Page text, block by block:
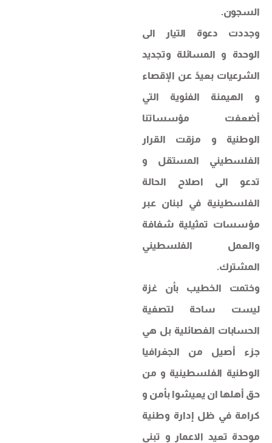
السجون.
وجددت دعوة التيار الى
الوحدة و المسائلة وتجديد
الشرعيات بعيدً عن الإقصاء
و الهيمنة الفئوية التي
أضعفت مؤسساتنا
الوطنية و مزقت القرار
الفلسطيني المستقل و
تدعو الى اصلاح الحالة
الفلسطينية في لبنان عبر
مؤسسات تمثيلية شفافة
والعمل الفلسطيني
المشترك.
وختمت الخطيب بأن غزة
ليست ساحة لتصفية
الحسابات الفصائلية بل هي
جزء أصيل من الجغرافيا
الوطنية الفلسطينية و من
حق أهلها ان يعيشوا بأمن و
كرامة في ظل إدارة وطنية
موحدة تعيد الاعمار و تبني